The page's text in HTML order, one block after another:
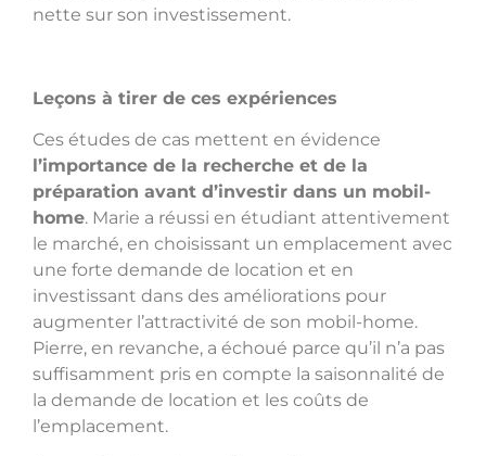
nette sur son investissement.
Leçons à tirer de ces expériences
Ces études de cas mettent en évidence
l’importance de la recherche et de la
préparation avant d’investir dans un mobil-
home. Marie a réussi en étudiant attentivement
le marché, en choisissant un emplacement avec
une forte demande de location et en
investissant dans des améliorations pour
augmenter l’attractivité de son mobil-home.
Pierre, en revanche, a échoué parce qu’il n’a pas
suffisamment pris en compte la saisonnalité de
la demande de location et les coûts de
l’emplacement.